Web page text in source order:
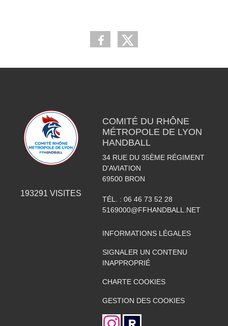
193291 VISITES
COMITÉ DU RHÔNE
MÉTROPOLE DE LYON
HANDBALL
34 RUE DU 35ÈME RÉGIMENT
D'AVIATION
69500 BRON
TÉL. : 06 46 73 52 28
5169000@FFHANDBALL.NET
INFORMATIONS LÉGALES
SIGNALER UN CONTENU
INAPPROPRIÉ
CHARTE COOKIES
GESTION DES COOKIES